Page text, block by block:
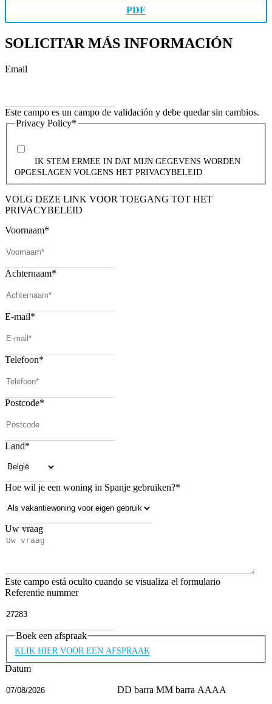
PDF
SOLICITAR MÁS INFORMACIÓN
Email
Este campo es un campo de validación y debe quedar sin cambios.
Privacy Policy*
IK STEM ERMEE IN DAT MIJN GEGEVENS WORDEN
OPGESLAGEN VOLGENS HET PRIVACYBELEID
VOLG DEZE LINK VOOR TOEGANG TOT HET
PRIVACYBELEID
Voornaam*
Achternaam*
E-mail*
Telefoon*
Postcode*
Land*
Hoe wil je een woning in Spanje gebruiken?*
Uw vraag
Este campo está oculto cuando se visualiza el formulario
Referentie nummer
Boek een afspraak
KLIK HIER VOOR EEN AFSPRAAK
Datum
DD barra MM barra AAAA